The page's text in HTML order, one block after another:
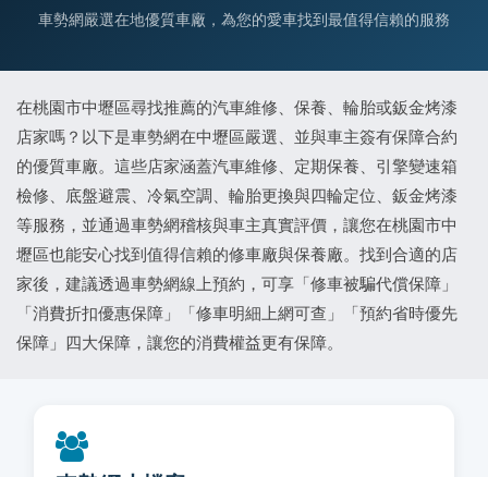
車勢網嚴選在地優質車廠，為您的愛車找到最值得信賴的服務
在桃園市中壢區尋找推薦的汽車維修、保養、輪胎或鈑金烤漆
店家嗎？以下是車勢網在中壢區嚴選、並與車主簽有保障合約
的優質車廠。這些店家涵蓋汽車維修、定期保養、引擎變速箱
檢修、底盤避震、冷氣空調、輪胎更換與四輪定位、鈑金烤漆
等服務，並通過車勢網稽核與車主真實評價，讓您在桃園市中
壢區也能安心找到值得信賴的修車廠與保養廠。找到合適的店
家後，建議透過車勢網線上預約，可享「修車被騙代償保障」
「消費折扣優惠保障」「修車明細上網可查」「預約省時優先
保障」四大保障，讓您的消費權益更有保障。